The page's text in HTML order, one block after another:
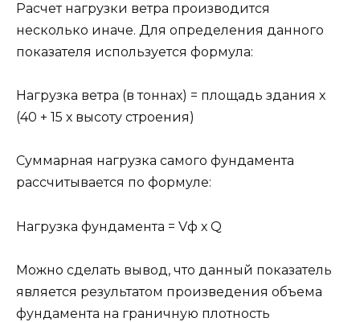
Расчет нагрузки ветра производится
несколько иначе. Для определения данного
показателя используется формула:
Нагрузка ветра (в тоннах) = площадь здания х
(40 + 15 х высоту строения)
Суммарная нагрузка самого фундамента
рассчитывается по формуле:
Нагрузка фундамента = Vф х Q
Можно сделать вывод, что данный показатель
является результатом произведения объема
фундамента на граничную плотность